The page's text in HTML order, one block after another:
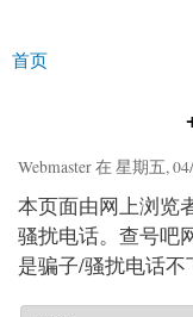
你在这里
首页
Webmaster在 星期五,
本页面由网上浏览
骚扰电话。查号吧
是骗子/骚扰电话不